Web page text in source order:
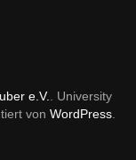
e.V.
University
von WordPress.